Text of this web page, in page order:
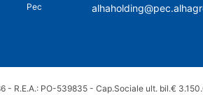
Pec
R.E.A.: PO-539835 - Cap.Sociale ult. bil.€